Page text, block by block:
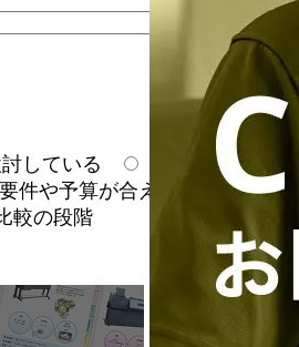
している
来期以降の導入
要件や予算が合えばすぐにでも
較の段階